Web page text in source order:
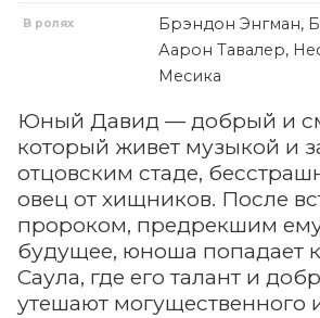
В ролях
Брэндон Энгман,
Аарон Тавалер,
Месика
Юный Давид — добрый и
который живет музыкой и
отцовским стаде,
овец от хищников. После
пророком, предрекшим
будущее, юноша попадает
Саула, где его талант и
утешают могущественного